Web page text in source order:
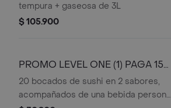
tempura + gaseosa de 3L
$ 105.900
PROMO LEVEL ONE (1) PAGA 15
LLEVA 20
20 bocados de sushi en 2 sabores,
acompañados de una bebida personal